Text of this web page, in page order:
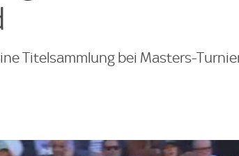
Titelsammlung bei Masters-